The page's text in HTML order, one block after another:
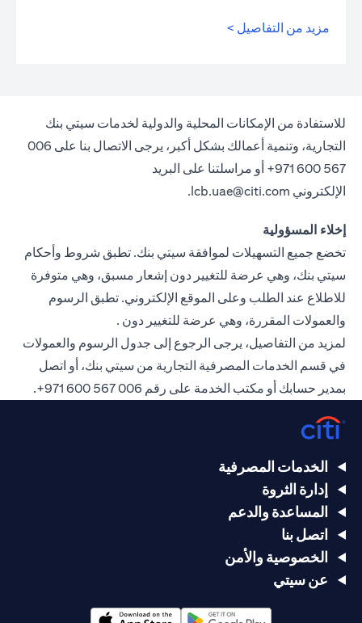
مزيد من التفاصيل >
للاستفادة من الإمكانات المحلية والدولية لخدمات سيتي بنك
التجارية، وتنمية أعمالك بشكل أكبر، يرجى الاتصال بنا على 006
567 600 971+ أو مراسلتنا على البريد
الإلكتروني lcb.uae@citi.com
.
إخلاء المسؤولية
تخضع جميع التسهيلات لموافقة سيتي بنك. تطبق شروط وأحكام
سيتي بنك، وهي عرضة للتغيير دون إشعار مسبق، وهي متوفرة
للاطلاع عند الطلب وعلى الموقع الإلكتروني. تطبق الرسوم
والعمولات المقررة، وهي عرضة للتغيير دون .
لمزيد من التفاصيل، يرجى الرجوع إلى جدول الرسوم والعمولات
في قسم الخدمات المصرفية التجارية من سيتي بنك، أو اتصل
بمدير حسابك أو مكتب الخدمة على رقم 006 567 600 971+
.
الخدمات المصرفية
إدارة الثروة
المساعدة والدعم
اتصل بنا
الخصوصية والأمن
عن سيتي